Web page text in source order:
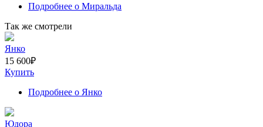
Подробнее о Миральда
Так же смотрели
Янко
15 600₽
Купить
Подробнее о Янко
Юдора